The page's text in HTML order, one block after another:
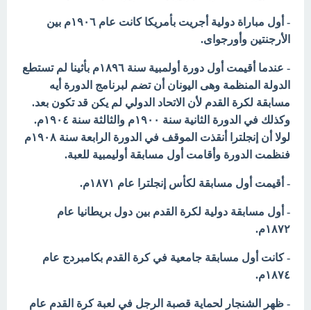
- أول مباراة دولية أجريت بأمريكا كانت عام ١٩٠٦م بين
الأرجنتين وأورجواى.
- عندما أقيمت أول دورة أولمبية سنة ١٨٩٦م بأثينا لم تستطع
الدولة المنظمة وهى اليونان أن تضم لبرنامج الدورة أيه
مسابقة لكرة القدم لأن الاتحاد الدولي لم يكن قد تكون بعد.
وكذلك في الدورة الثانية سنة ١٩٠٠م والثالثة سنة ١٩٠٤م.
لولا أن إنجلترا أنقذت الموقف في الدورة الرابعة سنة ١٩٠٨م
فنظمت الدورة وأقامت أول مسابقة أوليمبية للعبة.
- أقيمت أول مسابقة لكأس إنجلترا عام ۱۸۷۱م.
- أول مسابقة دولية لكرة القدم بين دول بريطانيا عام
١٨٧٢م.
- كانت أول مسابقة جامعية في كرة القدم بكامبردج عام
١٨٧٤م.
- ظهر الشنجار لحماية قصبة الرجل في لعبة كرة القدم عام